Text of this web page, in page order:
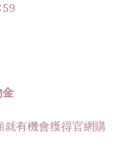
金
就有機會獲得官網購